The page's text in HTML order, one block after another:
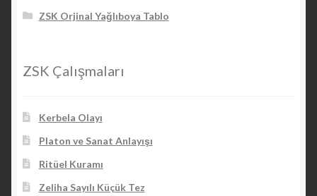
ZSK Orjinal Yağlıboya Tablo
ZSK Çalışmaları
Kerbela Olayı
Platon ve Sanat Anlayışı
Ritüel Kuramı
Zeliha Sayılı Küçük Tez